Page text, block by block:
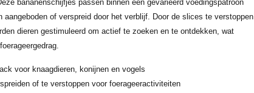
bananenschijfjes passen binnen een gevarieerd voedingspatroon
aangeboden of verspreid door het verblijf. Door de slices te verstoppen
dieren gestimuleerd om actief te zoeken en te ontdekken, wat
voor knaagdieren, konijnen en vogels
of te verstoppen voor foerageeractiviteiten